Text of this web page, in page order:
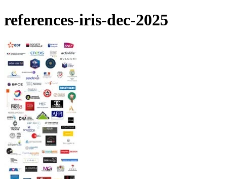
references-iris-dec-2025